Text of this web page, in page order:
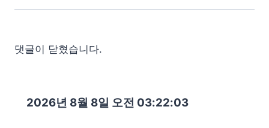
댓글이 닫혔습니다.
2026년 8월 8일 오전 03:22:04